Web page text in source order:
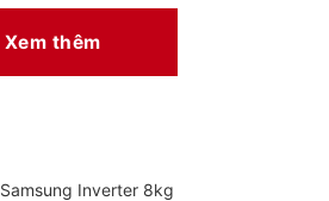
Xem thêm
Inverter 8kg